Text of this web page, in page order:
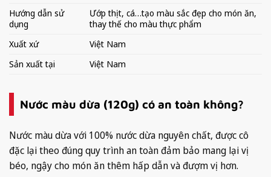
Hướng dẫn sử
dụng
Ướp thịt, cá…tạo màu sắc đẹp cho món ăn,
thay thế cho màu thực phẩm
Xuất xứ
Việt Nam
Sản xuất tại
Việt Nam
Nước màu dừa (120g) có an toàn không?
Nước màu dừa với 100% nước dừa nguyên chất, được cô
đặc lại theo đúng quy trình an toàn đảm bảo mang lại vị
béo, ngậy cho món ăn thêm hấp dẫn và đượm vị hơn.